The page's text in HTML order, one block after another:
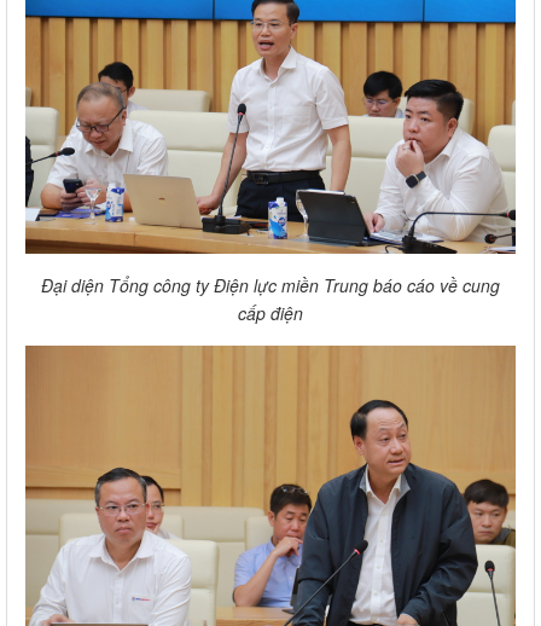
Đại diện Tổng công ty Điện lực miền Trung báo cáo về cung
cấp điện